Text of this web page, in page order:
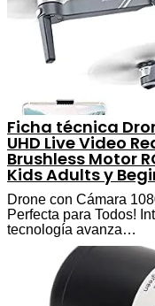
Ficha técnica
UHD Live Video
Brushless Motor
Kids Adults y
Drone con Cámara
Perfecta para Todos!
tecnología avanza…